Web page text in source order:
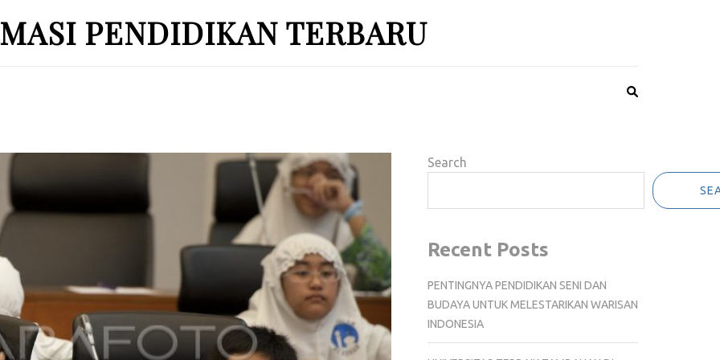
PENDIDIKAN TERBARU
Search
Recent Posts
PENTINGNYA PENDIDIKAN SENI DAN
BUDAYA UNTUK MELESTARIKAN WARISAN
INDONESIA